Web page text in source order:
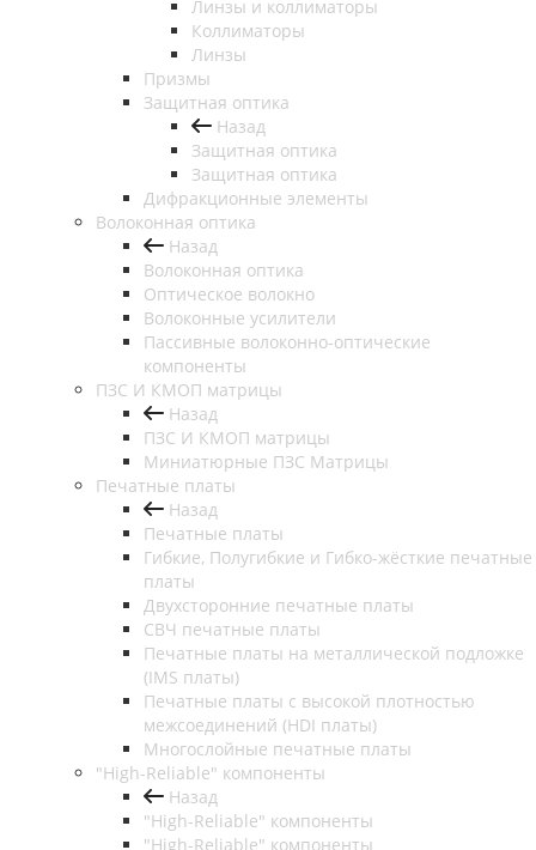
Линзы и коллиматоры
Коллиматоры
Линзы
Призмы
Защитная оптика
Назад
Защитная оптика
Защитная оптика
Дифракционные элементы
Волоконная оптика
Назад
Волоконная оптика
Оптическое волокно
Волоконные усилители
Пассивные волоконно-оптические
компоненты
ПЗС И КМОП матрицы
Назад
ПЗС И КМОП матрицы
Миниатюрные ПЗС Матрицы
Печатные платы
Назад
Печатные платы
Гибкие, Полугибкие и Гибко-жёсткие печатные
платы
Двухсторонние печатные платы
СВЧ печатные платы
Печатные платы на металлической подложке
(IMS платы)
Печатные платы с высокой плотностью
межсоединений (HDI платы)
Многослойные печатные платы
"High-Reliable" компоненты
Назад
"High-Reliable" компоненты
"High-Reliable" компоненты